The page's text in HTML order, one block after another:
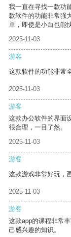
我一直在寻找一款功
款软件的功能非常强
单，即使是小白也能
2025-11-03
游客
这款软件的功能非常
2025-11-03
游客
这款办公软件的界面
很合理，一目了然。
2025-11-03
游客
这款游戏非常好玩，
2025-11-03
游客
这款app的课程非常
己感兴趣的知识。